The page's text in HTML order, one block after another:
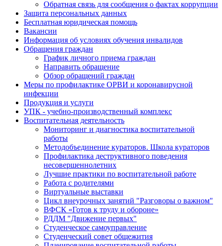
Обратная связь для сообщения о фактах коррупции
Защита персональных данных
Бесплатная юридическая помощь
Вакансии
Информация об условиях обучения инвалидов
Обращения граждан
График личного приема граждан
Направить обращение
Обзор обращений граждан
Меры по профилактике ОРВИ и коронавирусной
инфекции
Продукция и услуги
УПК - учебно-производственный комплекс
Воспитательная деятельность
Мониторинг и диагностика воспитательной
работы
Методобъединение кураторов. Школа кураторов
Профилактика деструктивного поведения
несовершеннолетних
Лучшие практики по воспитательной работе
Работа с родителями
Виртуальные выставки
Цикл внеурочных занятий "Разговоры о важном"
ВФСК «Готов к труду и обороне»
РДДМ "Движение первых"
Студенческое самоуправление
Студенческий совет общежития